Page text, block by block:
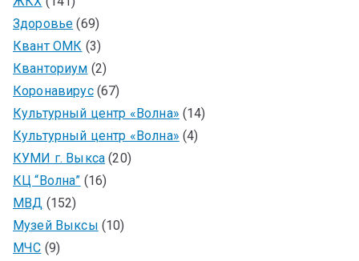
Здоровье (69)
Квант ОМК (3)
Кванториум (2)
Коронавирус(67)
Культурный центр «Волна» (14)
Культурный центр «Волна» (4)
КУМИ г. Выкса (20)
КЦ “Волна” (16)
МВД (152)
Музей Выксы (10)
МЧС (9)